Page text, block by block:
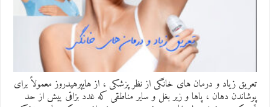
تعریق زیاد و درمان های خانگی از نظر پزشکی ، از هایپرهیدروز معمولاً برای
پوشاندن دهان ، پاها و زیر بغل و سایر مناطقی که غدد بزاقی بیش از حد